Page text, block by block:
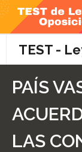
Skip
content
TEST -
Inicio
Preguntas
PAÍS
LAS